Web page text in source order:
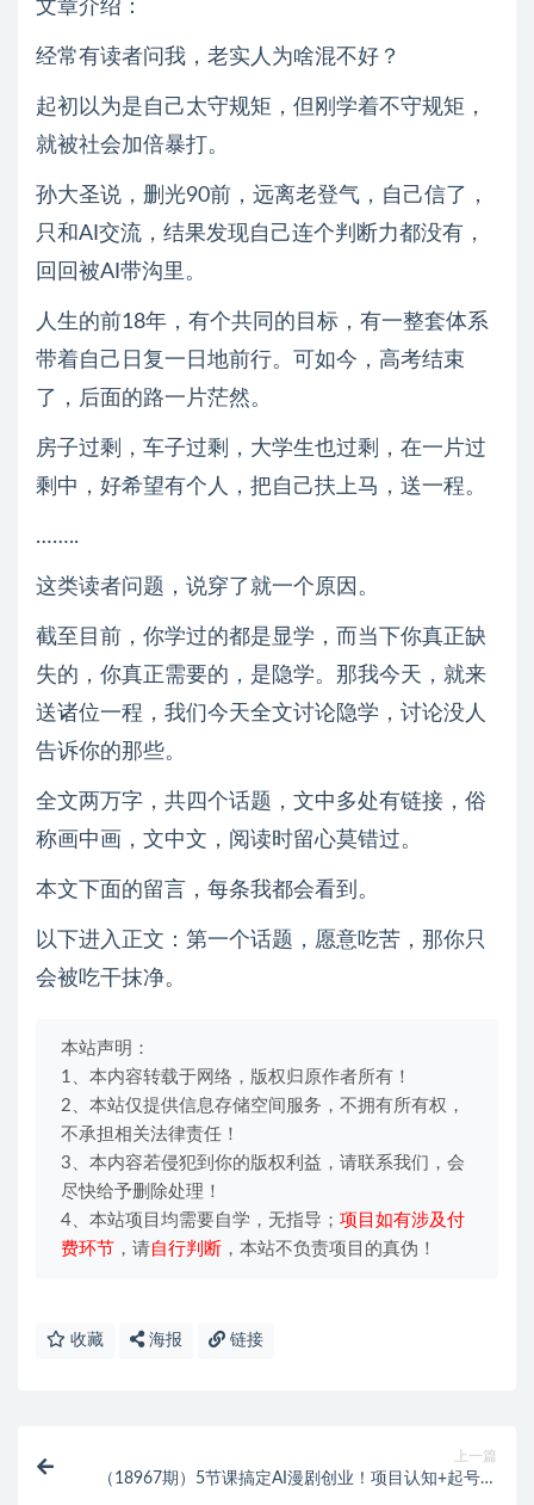
文章介绍：
经常有读者问我，老实人为啥混不好？
起初以为是自己太守规矩，但刚学着不守规矩，
就被社会加倍暴打。
孙大圣说，删光90前，远离老登气，自己信了，
只和AI交流，结果发现自己连个判断力都没有，
回回被AI带沟里。
人生的前18年，有个共同的目标，有一整套体系
带着自己日复一日地前行。可如今，高考结束
了，后面的路一片茫然。
房子过剩，车子过剩，大学生也过剩，在一片过
剩中，好希望有个人，把自己扶上马，送一程。
……..
这类读者问题，说穿了就一个原因。
截至目前，你学过的都是显学，而当下你真正缺
失的，你真正需要的，是隐学。那我今天，就来
送诸位一程，我们今天全文讨论隐学，讨论没人
告诉你的那些。
全文两万字，共四个话题，文中多处有链接，俗
称画中画，文中文，阅读时留心莫错过。
本文下面的留言，每条我都会看到。
以下进入正文：第一个话题，愿意吃苦，那你只
会被吃干抹净。
本站声明：
1、本内容转载于网络，版权归原作者所有！
2、本站仅提供信息存储空间服务，不拥有所有权，
不承担相关法律责任！
3、本内容若侵犯到你的版权利益，请联系我们，会
尽快给予删除处理！
4、本站项目均需要自学，无指导； 项目如有涉及付
费环节 ，请自行判断 ，本站不负责项目的真伪！
收藏 海报 链接
上一篇
（18967期）5节课搞定AI漫剧创业！项目认知+起号诊